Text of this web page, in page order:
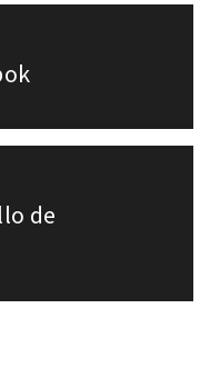
de